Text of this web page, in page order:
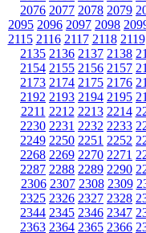
2076 2077 2078 2079
2095 2096 2097 2098
2115 2116 2117 2118 2119
2135 2136 2137 2138
2154 2155 2156 2157
2173 2174 2175 2176
2192 2193 2194 2195
2211 2212 2213 2214
2230 2231 2232 2233
2249 2250 2251 2252
2268 2269 2270 2271
2287 2288 2289 2290
2306 2307 2308 2309
2325 2326 2327 2328
2344 2345 2346 2347
2363 2364 2365 2366